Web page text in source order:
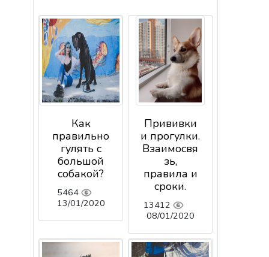
Как
правильно
гулять с
большой
собакой?
5464
13/01/2020
Прививки
и прогулки.
Взаимосвя
зь,
правила и
сроки.
13412
08/01/2020